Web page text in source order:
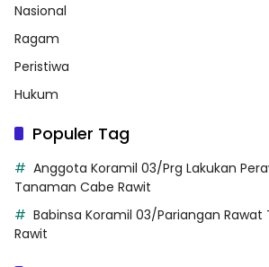
Nasional
Ragam
Peristiwa
Hukum
Populer Tag
Anggota Koramil 03/Prg Lakukan
Tanaman Cabe Rawit
Babinsa Koramil 03/Pariangan
Rawit